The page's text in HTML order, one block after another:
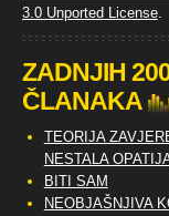
3.0 Unported License.
ZADNJIH
ČLANAKA
TEORIJA
NESTALA
BITI SAM
NEOBJAŠNJIVA